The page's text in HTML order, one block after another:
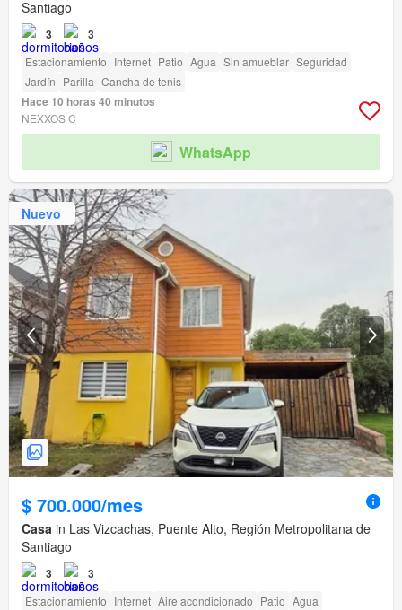
Santiago
3 3
Estacionamiento Internet Patio Agua Sin amueblar Seguridad
Jardín Parilla Cancha de tenis
Hace 10 horas 40 minutos
NEXXOS C
WhatsApp
Nuevo
$ 700.000/mes
Casa in Las Vizcachas, Puente Alto, Región Metropolitana de
Santiago
3 3
Estacionamiento Internet Aire acondicionado Patio Agua